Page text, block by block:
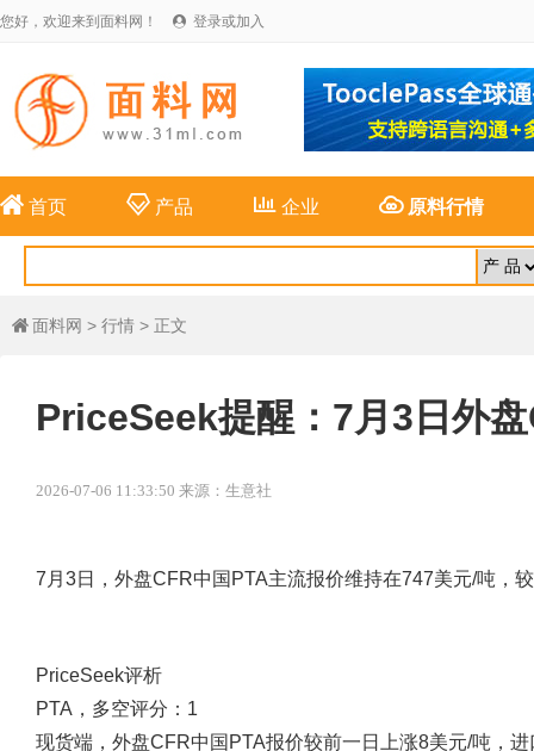
您好，欢迎来到面料网！  登录或加入
 首页 产品 企业 原料行情
 面料网 > 行情 > 正文
PriceSeek提醒：7月3日外
2026-07-06 11:33:50 来源：生意社
7月3日，外盘CFR中国PTA主流报价维持在747美元/吨，
PriceSeek评析
PTA，多空评分：1
现货端，外盘CFR中国PTA报价较前一日上涨8美元/吨，